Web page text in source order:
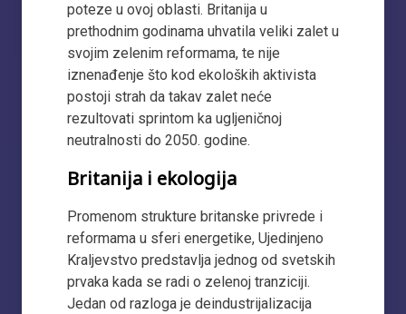
poteze u ovoj oblasti. Britanija u
prethodnim godinama uhvatila veliki zalet u
svojim zelenim reformama, te nije
iznenađenje što kod ekoloških aktivista
postoji strah da takav zalet neće
rezultovati sprintom ka ugljeničnoj
neutralnosti do 2050. godine.
Britanija i ekologija
Promenom strukture britanske privrede i
reformama u sferi energetike, Ujedinjeno
Kraljevstvo predstavlja jednog od svetskih
prvaka kada se radi o zelenoj tranziciji.
Jedan od razloga je deindustrijalizacija